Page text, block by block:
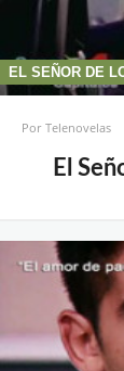
EL SEÑOR DE
PorTelenovelas
El